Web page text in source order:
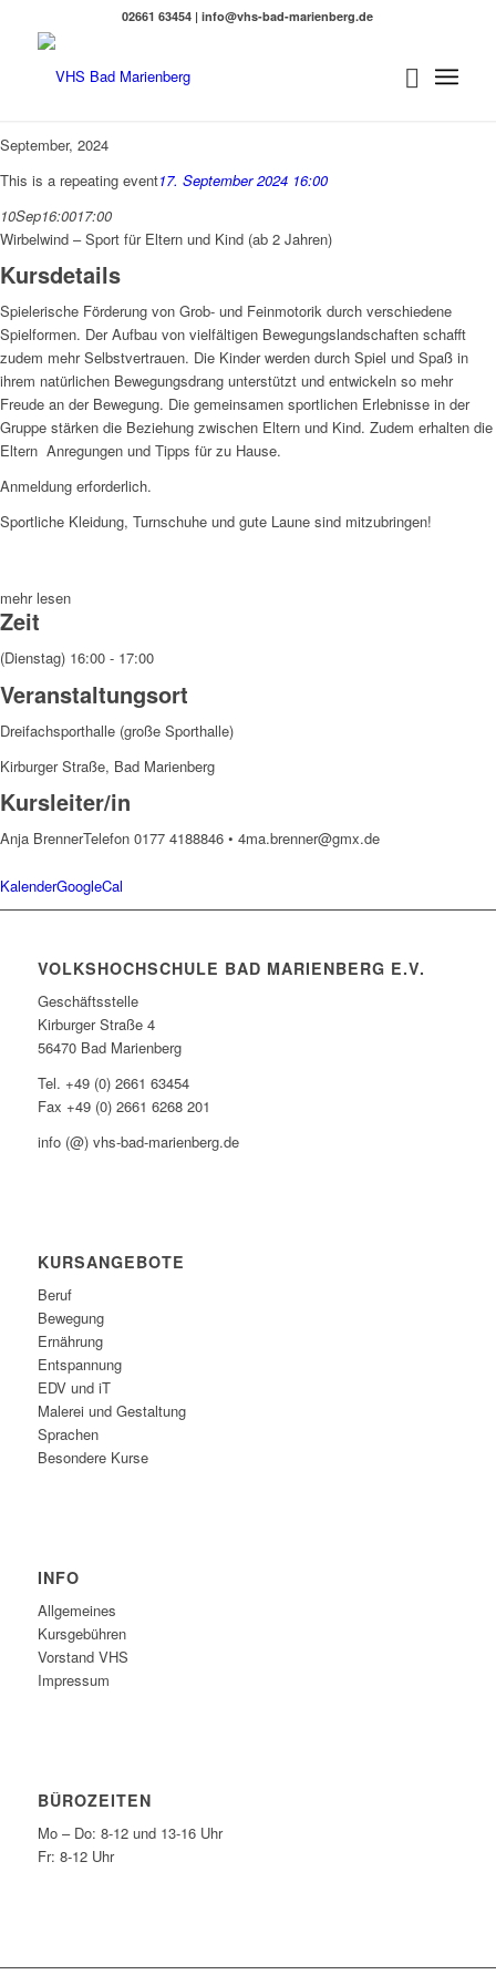
02661 63454 | info@vhs-bad-marienberg.de
September, 2024
This is a repeating event17. September 2024 16:00
10Sep16:0017:00
Wirbelwind – Sport für Eltern und Kind (ab 2 Jahren)
Kursdetails
Spielerische Förderung von Grob- und Feinmotorik durch verschiedene
Spielformen. Der Aufbau von vielfältigen Bewegungslandschaften schafft
zudem mehr Selbstvertrauen. Die Kinder werden durch Spiel und Spaß in
ihrem natürlichen Bewegungsdrang unterstützt und entwickeln so mehr
Freude an der Bewegung. Die gemeinsamen sportlichen Erlebnisse in der
Gruppe stärken die Beziehung zwischen Eltern und Kind. Zudem erhalten die
Eltern Anregungen und Tipps für zu Hause.
Anmeldung erforderlich.
Sportliche Kleidung, Turnschuhe und gute Laune sind mitzubringen!
mehr lesen
Zeit
(Dienstag) 16:00 - 17:00
Veranstaltungsort
Dreifachsporthalle (große Sporthalle)
Kirburger Straße, Bad Marienberg
Kursleiter/in
Anja BrennerTelefon 0177 4188846 • 4ma.brenner@gmx.de
KalenderGoogleCal
VOLKSHOCHSCHULE BAD MARIENBERG E.V.
Geschäftsstelle
Kirburger Straße 4
56470 Bad Marienberg
Tel. +49 (0) 2661 63454
Fax +49 (0) 2661 6268 201
info (@) vhs-bad-marienberg.de
KURSANGEBOTE
Beruf
Bewegung
Ernährung
Entspannung
EDV und iT
Malerei und Gestaltung
Sprachen
Besondere Kurse
INFO
Allgemeines
Kursgebühren
Vorstand VHS
Impressum
BÜROZEITEN
Mo – Do: 8-12 und 13-16 Uhr
Fr: 8-12 Uhr